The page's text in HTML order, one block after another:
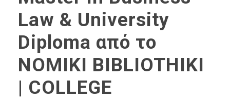
Law & University
Diploma από το
NOMIKI BIBLIOTHIKI
| COLLEGE